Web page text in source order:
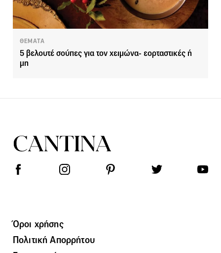
ΘΕΜΑΤΑ
5 βελουτέ σούπες για τον χειμώνα- εορταστικές ή
μη
Όροι χρήσης
Πολιτική Απορρήτου